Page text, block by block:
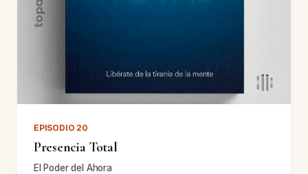
EPISODIO 20
Presencia Total
El Poder del Ahora